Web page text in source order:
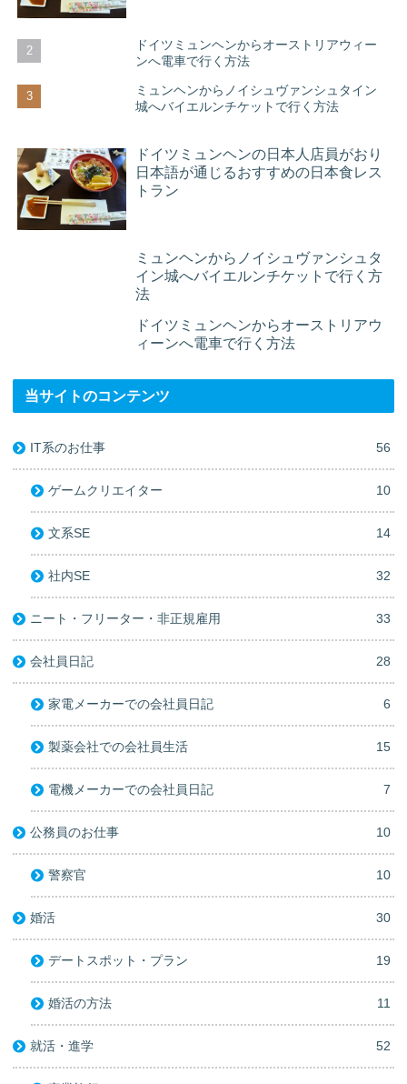
ドイツミュンヘンからオーストリアウィー
ンへ電車で行く方法
ミュンヘンからノイシュヴァンシュタイン
城へバイエルンチケットで行く方法
ドイツミュンヘンの日本人店員がおり
日本語が通じるおすすめの日本食レス
トラン
ミュンヘンからノイシュヴァンシュタ
イン城へバイエルンチケットで行く方
法
ドイツミュンヘンからオーストリアウ
ィーンへ電車で行く方法
当サイトのコンテンツ
IT系のお仕事 56
ゲームクリエイター 10
文系SE 14
社内SE 32
ニート・フリーター・非正規雇用 33
会社員日記 28
家電メーカーでの会社員日記 6
製薬会社での会社員生活 15
電機メーカーでの会社員日記 7
公務員のお仕事 10
警察官 10
婚活 30
デートスポット・プラン 19
婚活の方法 11
就活・進学 52